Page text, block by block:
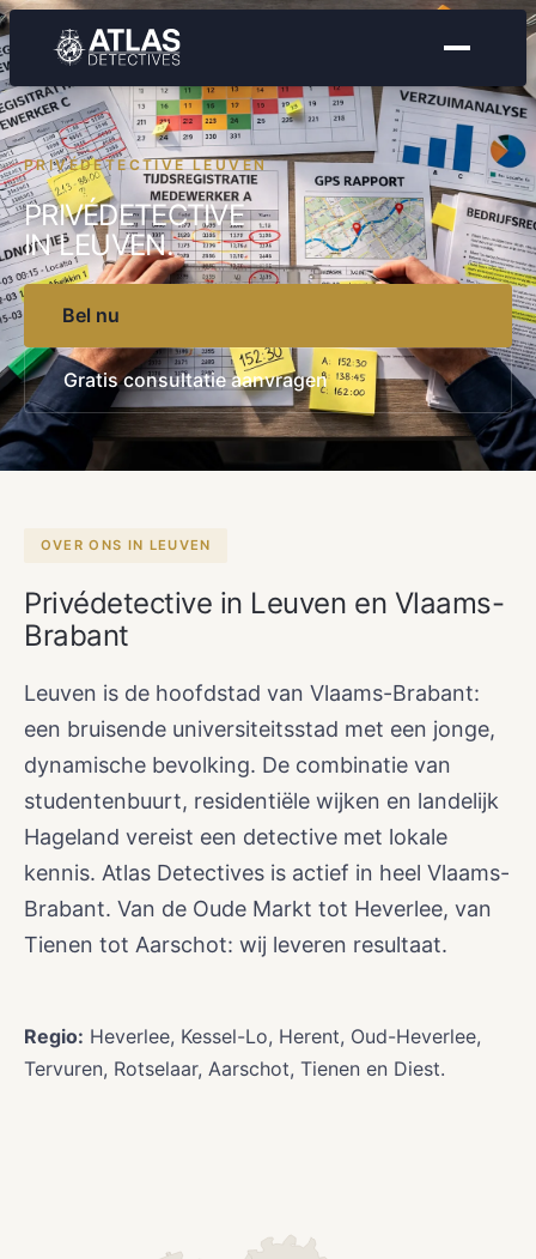
PRIVÉDETECTIVE LEUVEN
PRIVÉDETECTIVE
IN LEUVEN.
Bel nu
Gratis consultatie aanvragen
OVER ONS IN LEUVEN
Privédetective in Leuven en Vlaams-
Brabant
Leuven is de hoofdstad van Vlaams-Brabant:
een bruisende universiteitsstad met een jonge,
dynamische bevolking. De combinatie van
studentenbuurt, residentiële wijken en landelijk
Hageland vereist een detective met lokale
kennis. Atlas Detectives is actief in heel Vlaams-
Brabant. Van de Oude Markt tot Heverlee, van
Tienen tot Aarschot: wij leveren resultaat.
Regio: Heverlee, Kessel-Lo, Herent, Oud-Heverlee,
Tervuren, Rotselaar, Aarschot, Tienen en Diest.